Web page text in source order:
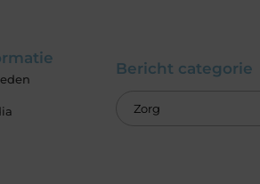
Bericht categorie